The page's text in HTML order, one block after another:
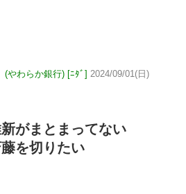
(やわらか銀行) [ﾆﾀﾞ] 2024/09/01(日)
がまとまってない
を切りたい